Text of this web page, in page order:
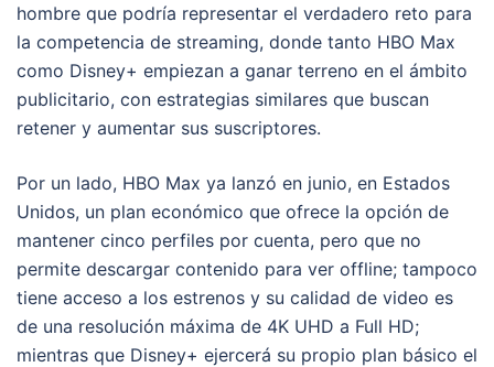
hombre que podría representar el verdadero reto para
la competencia de streaming, donde tanto HBO Max
como Disney+ empiezan a ganar terreno en el ámbito
publicitario, con estrategias similares que buscan
retener y aumentar sus suscriptores.
Por un lado, HBO Max ya lanzó en junio, en Estados
Unidos, un plan económico que ofrece la opción de
mantener cinco perfiles por cuenta, pero que no
permite descargar contenido para ver offline; tampoco
tiene acceso a los estrenos y su calidad de video es
de una resolución máxima de 4K UHD a Full HD;
mientras que Disney+ ejercerá su propio plan básico el